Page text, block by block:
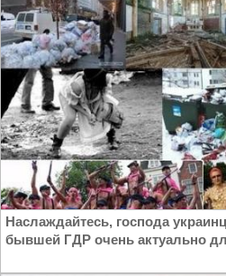
Наслаждайтесь, господа
бывшей ГДР очень актуально